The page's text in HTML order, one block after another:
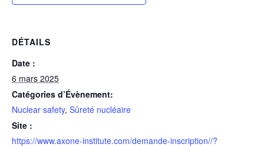
DÉTAILS
Date :
6 mars 2025
Catégories d’Évènement:
Nuclear safety, Sûreté nucléaire
Site :
https://www.axone-institute.com/demande-inscription//?